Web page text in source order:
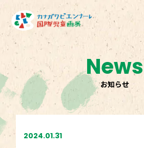
News
お知らせ
2024.01.31